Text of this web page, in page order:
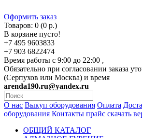
Оформить заказ
Товаров: 0 (0 р.)
В корзине пусто!
+7 495 9603833
+7 903 6822474
Время работы с 9:00 до 22:00 ,
Обязательно при согласовании заказа
(Серпухов или Москва) и время
arenda190.ru@yandex.ru
О нас Выкуп оборудования Оплата
оборудования Контакты прайс скачать
ОБЩИЙ КАТАЛОГ